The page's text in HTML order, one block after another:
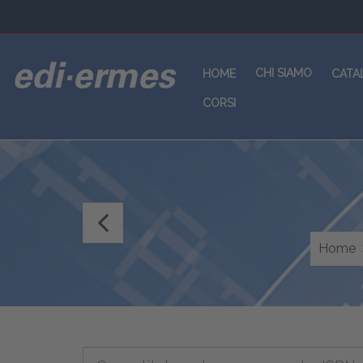
HOME CHI SIAMO
CORSI
Home
Imaging
riabilitazione